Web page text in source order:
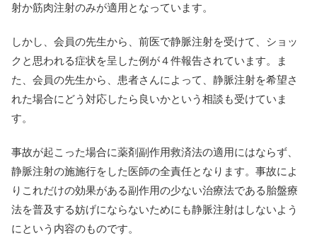
射か筋肉注射のみが適用となっています。
しかし、会員の先生から、前医で静脈注射を受けて、ショッ
クと思われる症状を呈した例が４件報告されています。ま
た、会員の先生から、患者さんによって、静脈注射を希望さ
れた場合にどう対応したら良いかという相談も受けていま
す。
事故が起こった場合に薬剤副作用救済法の適用にはならず、
静脈注射の施施行をした医師の全責任となります。事故によ
りこれだけの効果がある副作用の少ない治療法である胎盤療
法を普及する妨げにならないためにも静脈注射はしないよう
にという内容のものです。